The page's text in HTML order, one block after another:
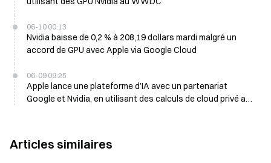
06-10 00:13
Nvidia baisse de 0,2 % à 208,19 dollars mardi malgré un
accord de GPU avec Apple via Google Cloud
06-09 09:25
Apple lance une plateforme d’IA avec un partenariat
Google et Nvidia, en utilisant des calculs de cloud privé au
Articles similaires